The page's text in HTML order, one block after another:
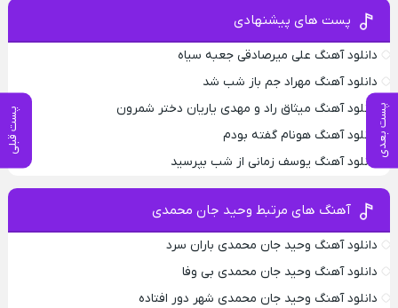
پست بعدی پست قبلی
پست های پیشنهادی
دانلود آهنگ علی میرصادقی جعبه سیاه
دانلود آهنگ مهراد جم باز شب شد
دانلود آهنگ میثاق راد و مهدی یاریان دختر شمرون
دانلود آهنگ هونام گفته بودم
دانلود آهنگ یوسف زمانی از شب بپرسید
آهنگ های مرتبط وحید جان محمدی
دانلود آهنگ وحید جان محمدی باران سرد
دانلود آهنگ وحید جان محمدی بی وفا
دانلود آهنگ وحید جان محمدی شهر دور افتاده